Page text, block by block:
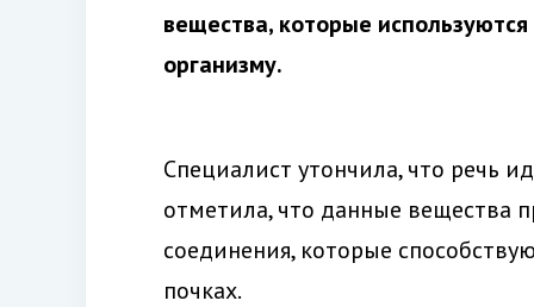
вещества, которые
организму.
Специалист утончила, что речь
отметила, что данные вещества
соединения, которые
почках.